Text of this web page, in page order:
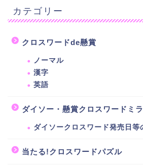
カテゴリー
クロスワードde懸賞
ノーマル
漢字
英語
ダイソー・懸賞クロスワードミ
ダイソークロスワード発売日等
当たる!クロスワードパズル